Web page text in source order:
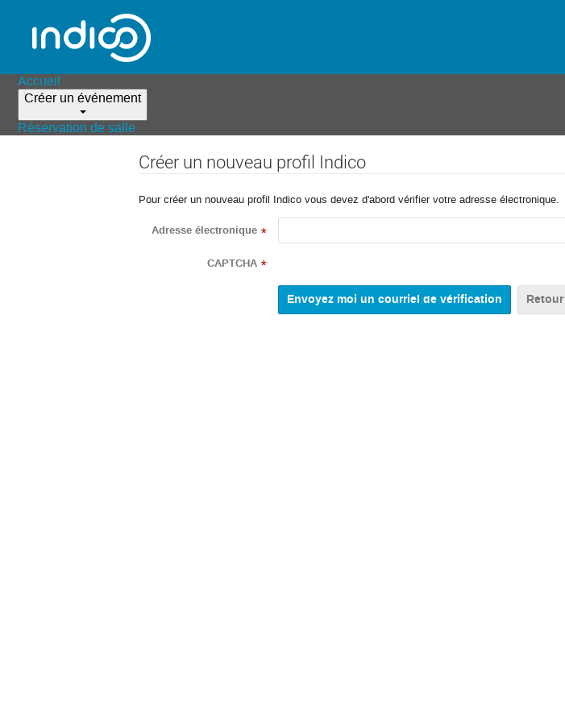
Accueil
Créer un événement
Réservation de salle
Créer un nouveau profil Indico
Pour créer un nouveau profil Indico vous devez d'abord vérifier votre adresse électronique.
Adresse électronique *
CAPTCHA *
Retour